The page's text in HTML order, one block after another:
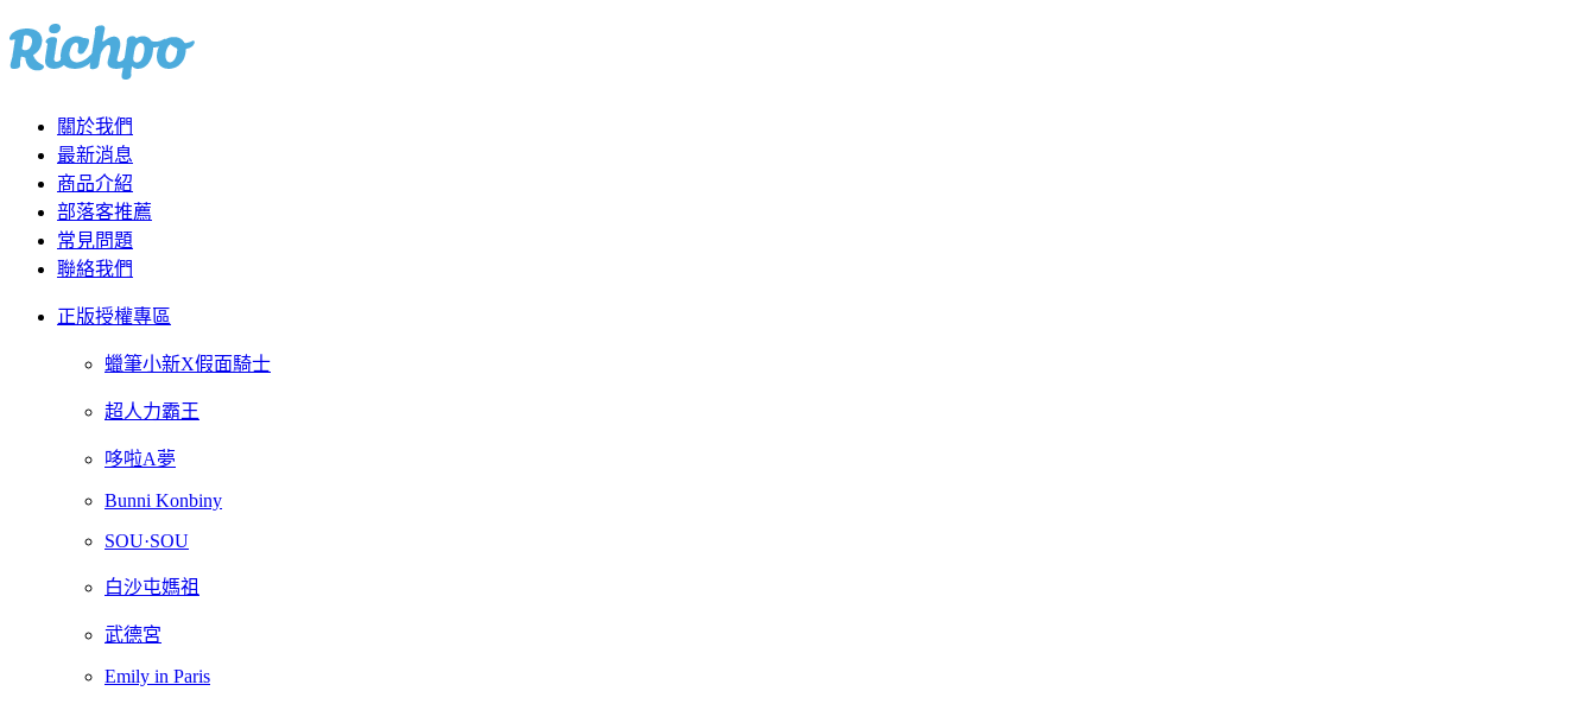
關於我們
最新消息
商品介紹
部落客推薦
常見問題
聯絡我們
正版授權專區
蠟筆小新X假面騎士
超人力霸王
哆啦A夢
Bunni Konbiny
SOU·SOU
白沙屯媽祖
武德宮
Emily in Paris